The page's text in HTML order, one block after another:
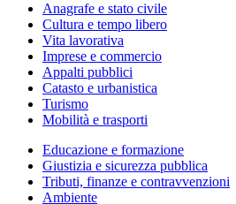
Anagrafe e stato civile
Cultura e tempo libero
Vita lavorativa
Imprese e commercio
Appalti pubblici
Catasto e urbanistica
Turismo
Mobilità e trasporti
Educazione e formazione
Giustizia e sicurezza pubblica
Tributi, finanze e contravvenzioni
Ambiente